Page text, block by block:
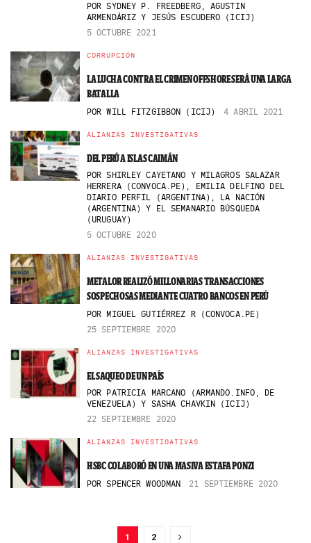
POR SYDNEY P. FREEDBERG, AGUSTIN
ARMENDÁRIZ Y JESÚS ESCUDERO (ICIJ)
5 OCTUBRE 2021
CORRUPCIÓN
LA LUCHA CONTRA EL CRIMEN OFFSHORE SERÁ UNA LARGA
BATALLA
POR WILL FITZGIBBON (ICIJ) 4 ABRIL 2021
ALIANZAS INVESTIGATIVAS
DEL PERÚ A ISLAS CAIMÁN
POR SHIRLEY CAYETANO Y MILAGROS SALAZAR
HERRERA (CONVOCA.PE), EMILIA DELFINO DEL
DIARIO PERFIL (ARGENTINA), LA NACIÓN
(ARGENTINA) Y EL SEMANARIO BÚSQUEDA
(URUGUAY)
5 OCTUBRE 2020
ALIANZAS INVESTIGATIVAS
METALOR REALIZÓ MILLONARIAS TRANSACCIONES
SOSPECHOSAS MEDIANTE CUATRO BANCOS EN PERÚ
POR MIGUEL GUTIÉRREZ R (CONVOCA.PE)
25 SEPTIEMBRE 2020
ALIANZAS INVESTIGATIVAS
EL SAQUEO DE UN PAÍS
POR PATRICIA MARCANO (ARMANDO.INFO, DE
VENEZUELA) Y SASHA CHAVKIN (ICIJ)
22 SEPTIEMBRE 2020
ALIANZAS INVESTIGATIVAS
HSBC COLABORÓ EN UNA MASIVA ESTAFA PONZI
POR SPENCER WOODMAN 21 SEPTIEMBRE 2020
1 2